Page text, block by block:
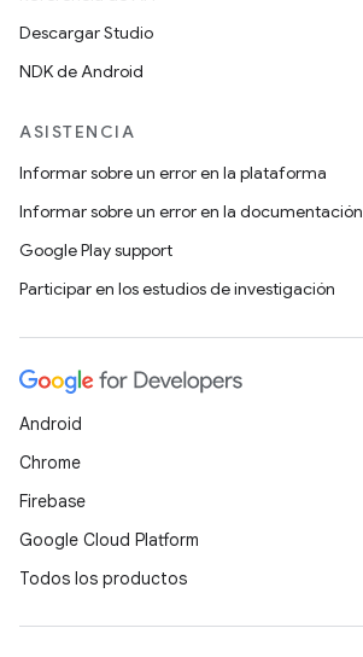
Descargar Studio
NDK de Android
ASISTENCIA
Informar sobre un error en la plataforma
Informar sobre un error en la documentación
Google Play support
Participar en los estudios de investigación
Android
Chrome
Firebase
Google Cloud Platform
Todos los productos